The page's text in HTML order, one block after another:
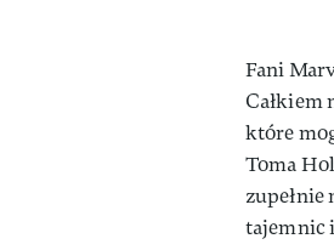
Fani
Całkiem
które
Toma
zupełnie
tajemnic